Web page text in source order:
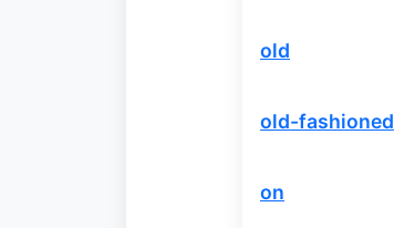
old
old-fashioned
on